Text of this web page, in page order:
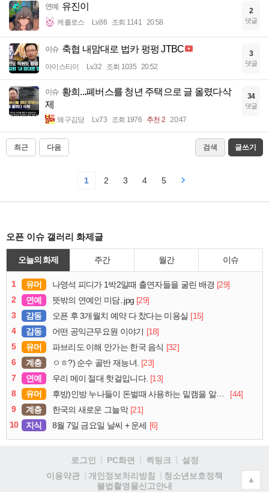
연예 유진이
케를로스 Lv.86 조회 1141 20:58
2
댓글
이슈 축협 내맘대로 법카 펑펑 JTBC
아이스티이 Lv.32 조회 1035 20:52
3
댓글
이슈 황희...폐버스를 청년 주택으로 글 올렸다삭
제
왜구김당 Lv.73 조회 1976 추천 2 20:47
34
댓글
최근 다음 검색 글쓰기
1 2 3 4 5
오픈 이슈 갤러리 화제글
오늘의 화제 주간 월간 이슈
1 유머 나영석 피디가 1박2일때 출연자들을 굴린 배경 [29]
2
연예 뜻밖의 연예인 미담..jpg [29]
3
감동 오픈 후 3개월치 예약 다 찼다는 미용실 [15]
4
감동 어떤 공익근무요원 이야기
[18]
5
유머 파브리도 이해 안가는 한국 음식 [32]
6
계층 ㅇㅎ?) 순수 골반 재능녀. [23]
7
연예 우리 메이 절대 핫걸입니다. [13]
8
유머 후방)인방 누나들이 돈벌때 사용하는 밑캠을 알아보자
[44]
9
계층 한국의 새로운 그늘막 [21]
10
지식 8월 7일 금요일 날씨 + 운세 [6]
로그인 PC화면 퀵링크
설정
이용약관
개인정보처리방침
청소년보호정책
불법촬영물신고안내
▲